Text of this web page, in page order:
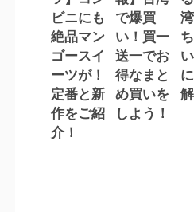
ビニにも
絶品マン
ゴースイ
ーツが！
定番と新
作をご紹
介！
で爆買
い！買一
送一でお
得なまと
め買いを
しよう！